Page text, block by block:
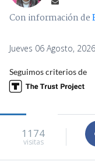
Con información de
Jueves 06 Agosto,
Seguimos criterios de
1174
visitas